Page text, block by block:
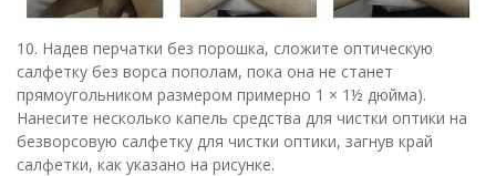
10. Надев перчатки без порошка, сложите оптическую
салфетку без ворса пополам, пока она не станет
прямоугольником размером примерно 1 × 1½ дюйма).
Нанесите несколько капель средства для чистки оптики на
безворсовую салфетку для чистки оптики, загнув край
салфетки, как указано на рисунке.